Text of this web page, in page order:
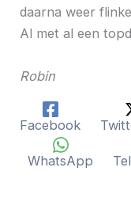
daarna weer
Al met al een
Robin
Facebook
WhatsApp